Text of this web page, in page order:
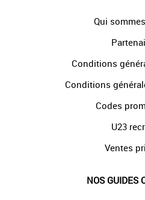
Qui
Conditions
Conditions
Codes
U23
Ventes
NOS GUIDES